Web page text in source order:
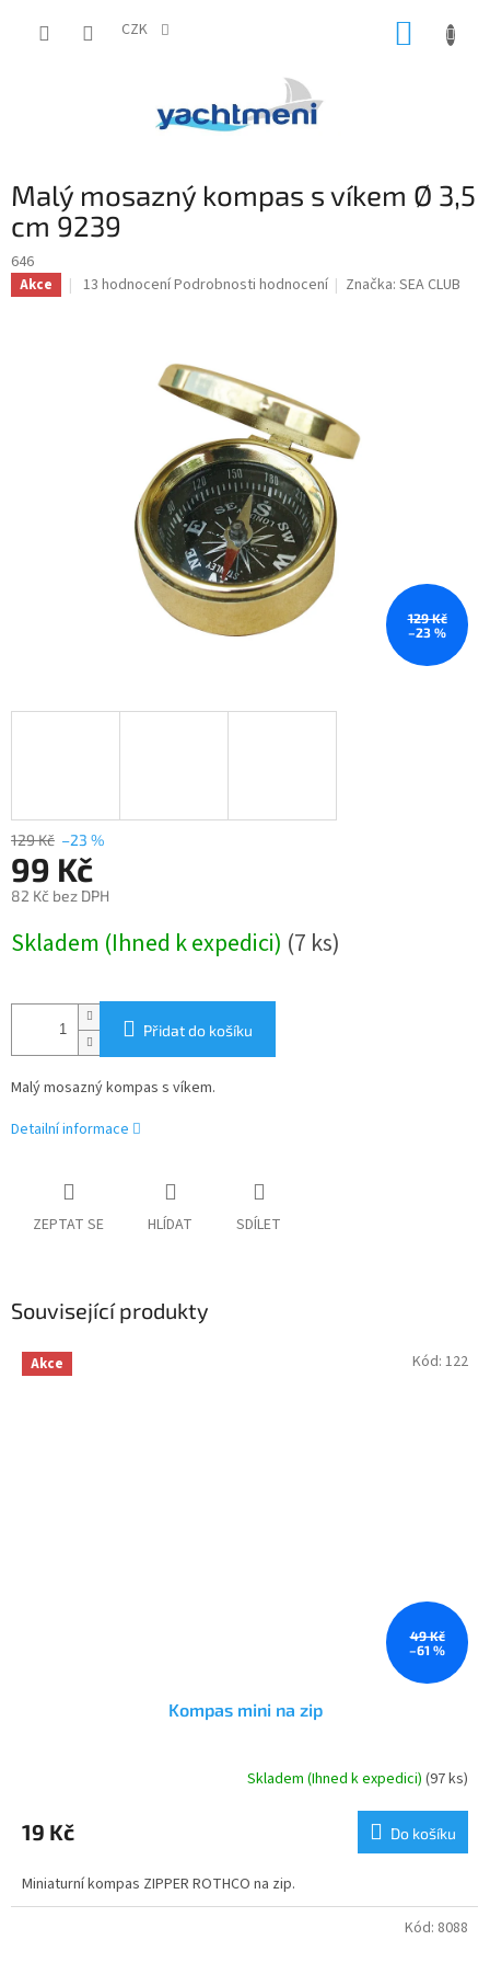
CZK
Malý mosazný kompas s víkem Ø 3,5
cm 9239
646
Akce
Průměrné
13 hodnoceníPodrobnosti hodnocení Značka:SEA CLUB
129 Kč
–23 %
129 Kč –23 %
99 Kč
82 Kč bez DPH
cena:
Skladem (Ihned k expedici) (7 ks)
Přidat do košíku
Malý mosazný kompas s víkem.
Detailní informace
ZEPTAT SE HLÍDAT SDÍLET
Související produkty
Akce
49 Kč
–61 %
Kompas mini na zip
produktu
je
z
5
Skladem (Ihned k expedici)(97 ks)
19 Kč Do košíku
Miniaturní kompas ZIPPER ROTHCO na zip.
Kód: 122
Kód: 8088